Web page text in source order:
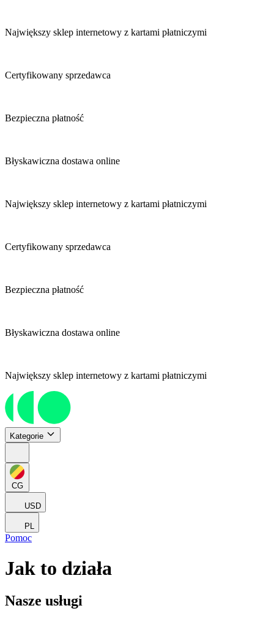
Największy sklep internetowy z kartami płatniczymi
Certyfikowany sprzedawca
Bezpieczna płatność
Błyskawiczna dostawa online
Największy sklep internetowy z kartami płatniczymi
Certyfikowany sprzedawca
Bezpieczna płatność
Błyskawiczna dostawa online
Największy sklep internetowy z kartami płatniczymi
Kategorie
CG
USD
PL
Pomoc
Jak to działa
Nasze usługi